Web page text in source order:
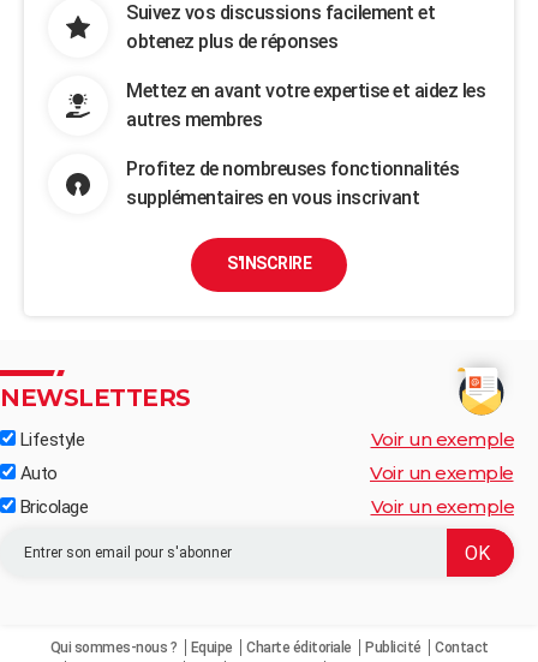
Suivez vos discussions facilement et
obtenez plus de réponses
Mettez en avant votre expertise et aidez les
autres membres
Profitez de nombreuses fonctionnalités
supplémentaires en vous inscrivant
S'INSCRIRE
NEWSLETTERS
Lifestyle Voir un exemple
Auto Voir un exemple
Bricolage Voir un exemple
Qui sommes-nous ? Equipe Charte éditoriale Publicité
Contact